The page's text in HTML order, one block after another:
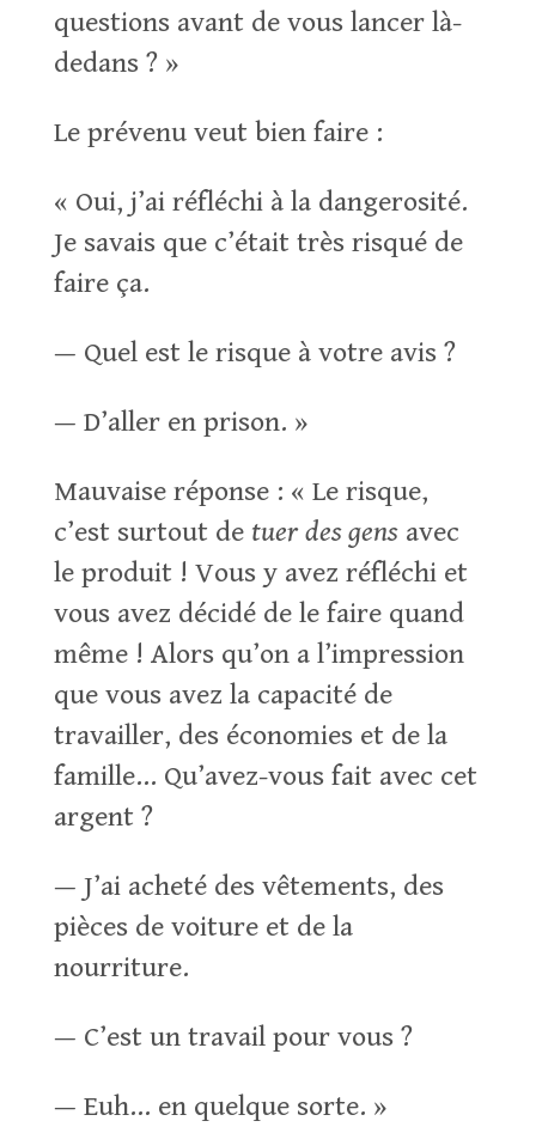
questions avant de vous lancer là-
dedans ? »
Le prévenu veut bien faire :
« Oui, j’ai réfléchi à la dangerosité.
Je savais que c’était très risqué de
faire ça.
— Quel est le risque à votre avis ?
— D’aller en prison. »
Mauvaise réponse : « Le risque,
c’est surtout de tuer des gensavec
le produit ! Vous y avez réfléchi et
vous avez décidé de le faire quand
même ! Alors qu’on a l’impression
que vous avez la capacité de
travailler, des économies et de la
famille… Qu’avez-vous fait avec cet
argent ?
— J’ai acheté des vêtements, des
pièces de voiture et de la
nourriture.
— C’est un travail pour vous ?
— Euh… en quelque sorte. »